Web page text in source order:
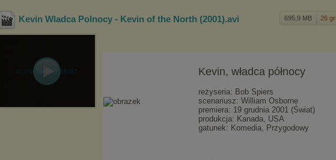
695,9 MB 26
Kevin Wladca Polnocy - Kevin of the North (2001).avi
Kevin, władca północy
reżyseria: Bob Spiers
scenariusz: William Osborne
premiera: 19 grudnia 2001 (Świat)
produkcja: Kanada, USA
gatunek: Komedia, Przygodowy